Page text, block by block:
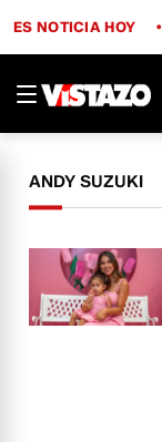
ES NOTICIA HOY
ANDY SUZUKI